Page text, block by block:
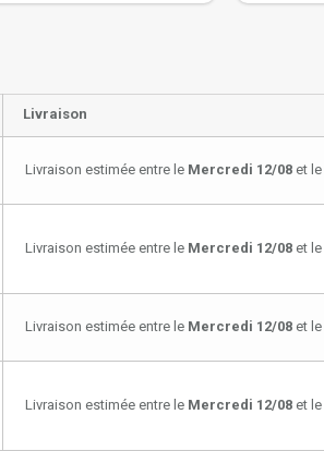
Livraison
Livraison estimée entre le Mercredi 12/08 et le
Livraison estimée entre le Mercredi 12/08 et le
Livraison estimée entre le Mercredi 12/08 et le
Livraison estimée entre le Mercredi 12/08 et le